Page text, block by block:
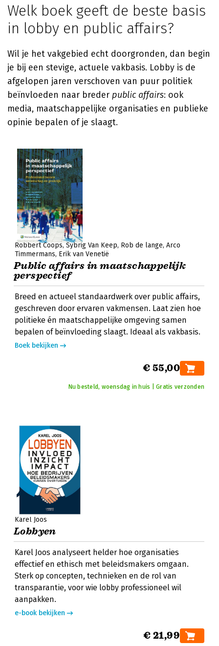
Welk boek geeft de beste basis
in lobby en public affairs?
Wil je het vakgebied echt doorgronden, dan begin
je bij een stevige, actuele vakbasis. Lobby is de
afgelopen jaren verschoven van puur politiek
beïnvloeden naar breder public affairs: ook
media, maatschappelijke organisaties en publieke
opinie bepalen of je slaagt.
Robbert Coops Sybrig Van Keep Rob de lange Arco
Timmermans Erik van Venetië
Public affairs in maatschappelijk
perspectief
Breed en actueel standaardwerk over public affairs,
geschreven door ervaren vakmensen. Laat zien hoe
politieke én maatschappelijke omgeving samen
bepalen of beïnvloeding slaagt. Ideaal als vakbasis.
Boek bekijken
€ 55,00
Nu besteld, woensdag in huis | Gratis verzonden
Karel Joos
Lobbyen
Karel Joos analyseert helder hoe organisaties
effectief en ethisch met beleidsmakers omgaan.
Sterk op concepten, technieken en de rol van
transparantie, voor wie lobby professioneel wil
aanpakken.
e-book bekijken
€ 21,99